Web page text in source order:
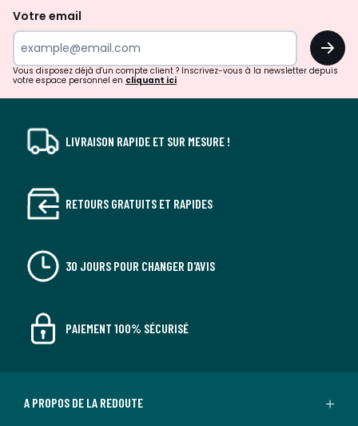
surprises?
Votre email
OK
Vous disposez déjà d'un compte client ? Inscrivez-vous à la newsletter depuis
votre espace personnel en cliquant ici
LIVRAISON RAPIDE ET SUR MESURE !
RETOURS GRATUITS ET RAPIDES
30 JOURS POUR CHANGER D'AVIS
PAIEMENT 100% SÉCURISÉ
A PROPOS DE LA REDOUTE